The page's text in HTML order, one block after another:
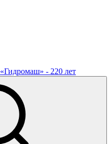
«Гидромаш» - 220 лет